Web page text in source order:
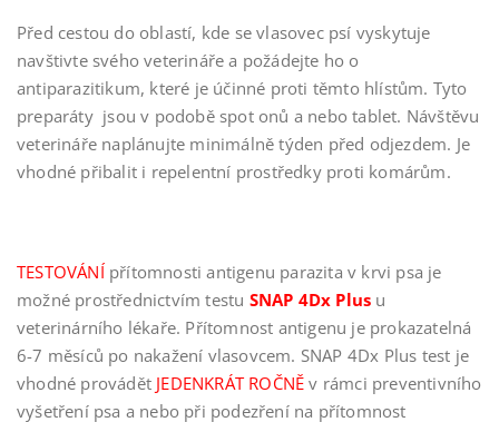
Před cestou do oblastí, kde se vlasovec psí vyskytuje
navštivte svého veterináře a požádejte ho o
antiparazitikum, které je účinné proti těmto hlístům. Tyto
preparáty jsou v podobě spot onů a nebo tablet. Návštěvu
veterináře naplánujte minimálně týden před odjezdem. Je
vhodné přibalit i repelentní prostředky proti komárům.
TESTOVÁNÍ přítomnosti antigenu parazita v krvi psa je
možné prostřednictvím testu SNAP 4Dx Plus u
veterinárního lékaře. Přítomnost antigenu je prokazatelná
6-7 měsíců po nakažení vlasovcem. SNAP 4Dx Plus test je
vhodné provádět JEDENKRÁT ROČNĚ v rámci preventivního
vyšetření psa a nebo při podezření na přítomnost